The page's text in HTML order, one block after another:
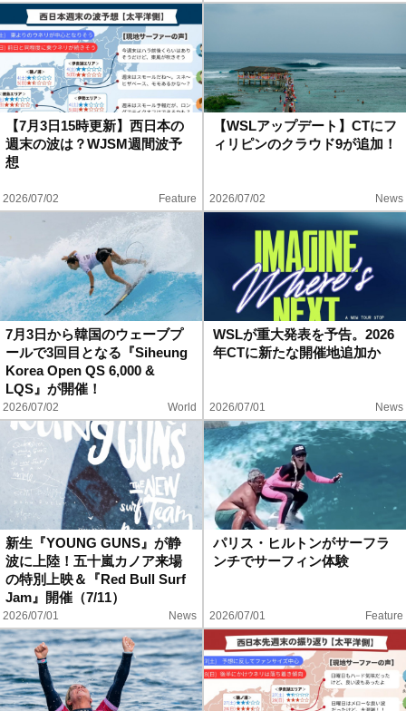
【7月3日15時更新】西日本の
週末の波は？WJSM週間波予
想
2026/07/02 Feature
【WSLアップデート】CTにフ
ィリピンのクラウド9が追加！
2026/07/02 News
7月3日から韓国のウェーブプ
ールで3回目となる『Siheung
Korea Open QS 6,000 &
LQS』が開催！
2026/07/02 World
WSLが重大発表を予告。2026
年CTに新たな開催地追加か
2026/07/01 News
新生『YOUNG GUNS』が静
波に上陸！五十嵐カノア来場
の特別上映＆『Red Bull Surf
Jam』開催（7/11）
2026/07/01 News
パリス・ヒルトンがサーフラ
ンチでサーフィン体験
2026/07/01 Feature